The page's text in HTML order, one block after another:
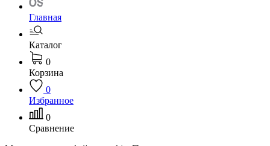
Главная
Каталог
0
Корзина
0
Избранное
0
Сравнение